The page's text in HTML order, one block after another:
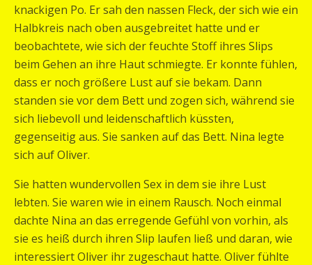
knackigen Po. Er sah den nassen Fleck, der sich wie ein
Halbkreis nach oben ausgebreitet hatte und er
beobachtete, wie sich der feuchte Stoff ihres Slips
beim Gehen an ihre Haut schmiegte. Er konnte fühlen,
dass er noch größere Lust auf sie bekam. Dann
standen sie vor dem Bett und zogen sich, während sie
sich liebevoll und leidenschaftlich küssten,
gegenseitig aus. Sie sanken auf das Bett. Nina legte
sich auf Oliver.
Sie hatten wundervollen Sex in dem sie ihre Lust
lebten. Sie waren wie in einem Rausch. Noch einmal
dachte Nina an das erregende Gefühl von vorhin, als
sie es heiß durch ihren Slip laufen ließ und daran, wie
interessiert Oliver ihr zugeschaut hatte. Oliver fühlte